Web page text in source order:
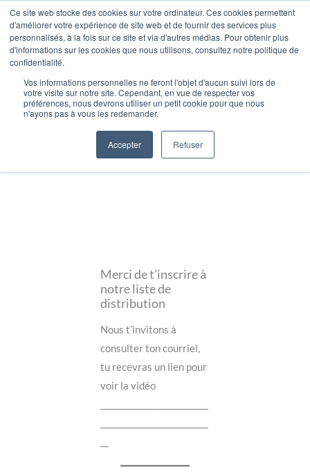
Ce site web stocke des cookies sur votre ordinateur. Ces cookies permettent
d'améliorer votre expérience de site web et de fournir des services plus
personnalisés, à la fois sur ce site et via d'autres médias. Pour obtenir plus
d'informations sur les cookies que nous utilisons, consultez notre politique de
confidentialité.
Vos informations personnelles ne feront l'objet d'aucun suivi lors de
votre visite sur notre site. Cependant, en vue de respecter vos
préférences, nous devrons utiliser un petit cookie pour que nous
n'ayons pas à vous les redemander.
Accepter Refuser
Aller
au
contenu
Parler à un
Panier
Merci de t’inscrire à
notre liste de
distribution
Nous t’invitons à
consulter ton courriel,
tu recevras un lien pour
voir la vidéo